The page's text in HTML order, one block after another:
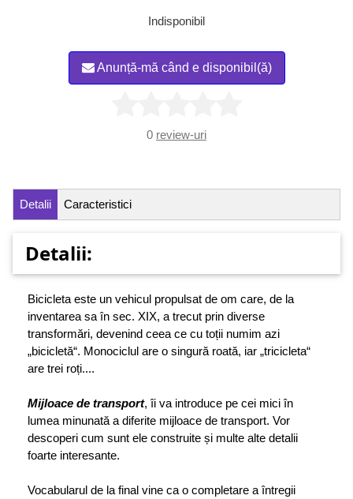
Indisponibil
Anunță-mă când e disponibil(ă)
0 review-uri
Detalii Caracteristici
Detalii:
Bicicleta este un vehicul propulsat de om care, de la
inventarea sa în sec. XIX, a trecut prin diverse
transformări, devenind ceea ce cu toții numim azi
„bicicletă“. Monociclul are o singură roată, iar „tricicleta“
are trei roți....
Mijloace de transport, îi va introduce pe cei mici în
lumea minunată a diferite mijloace de transport. Vor
descoperi cum sunt ele construite și multe alte detalii
foarte interesante.
Vocabularul de la final vine ca o completare a întregii